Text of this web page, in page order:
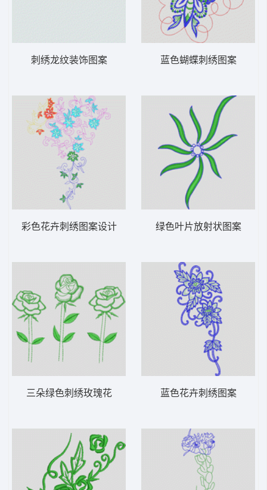
刺绣龙纹装饰图案
彩色花卉刺绣图案设计
三朵绿色刺绣玫瑰花
蓝色蝴蝶刺绣图案
绿色叶片放射状图案
蓝色花卉刺绣图案